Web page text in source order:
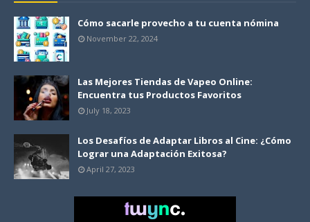
Cómo sacarle provecho a tu cuenta nómina
November 22, 2024
Las Mejores Tiendas de Vapeo Online:
Encuentra tus Productos Favoritos
July 18, 2023
Los Desafíos de Adaptar Libros al Cine: ¿Cómo
Lograr una Adaptación Exitosa?
April 27, 2023